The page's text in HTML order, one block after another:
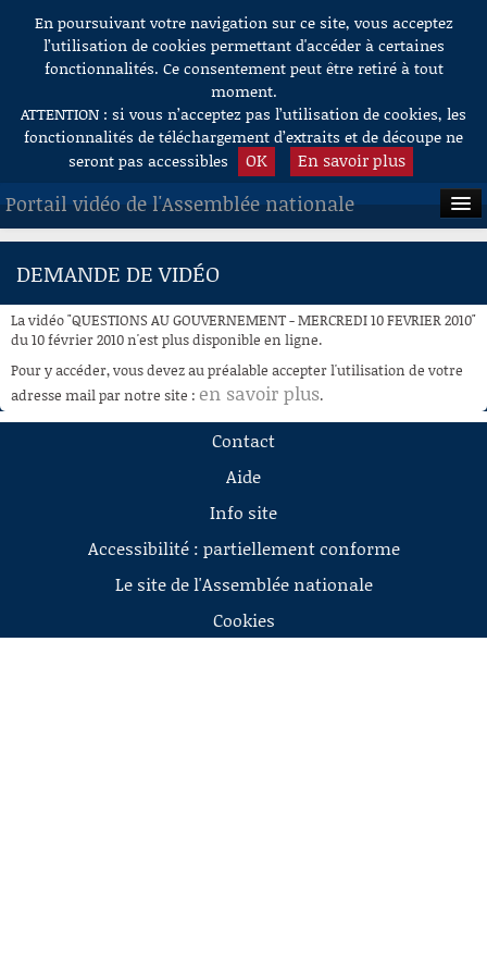
Aller au contenu
En poursuivant votre navigation sur ce site, vous acceptez
l’utilisation de cookies permettant d'accéder à certaines
fonctionnalités. Ce consentement peut être retiré à tout
moment.
ATTENTION : si vous n’acceptez pas l’utilisation de cookies, les
fonctionnalités de téléchargement d’extraits et de découpe ne
seront pas accessibles
OK En savoir plus
Portail vidéo de l'Assemblée nationale
ACCUEIL
À LA DEMANDE
RECHERCHE
AIDE À LA DÉCOUPE
DEMANDE DE VIDÉO
La vidéo "QUESTIONS AU GOUVERNEMENT - MERCREDI 10 FEVRIER 2010"
du 10 février 2010 n'est plus disponible en ligne.
Pour y accéder, vous devez au préalable accepter l'utilisation de votre
adresse mail par notre site : en savoir plus.
Contact
Aide
Info site
Accessibilité : partiellement conforme
Le site de l'Assemblée nationale
Cookies